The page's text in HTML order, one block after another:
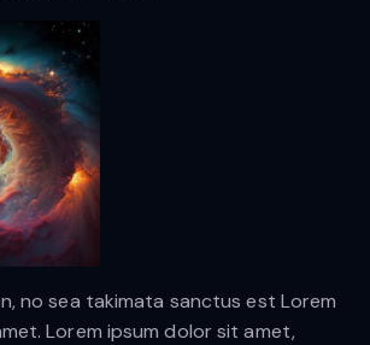
no sea takimata sanctus est Lorem
Lorem ipsum dolor sit amet,